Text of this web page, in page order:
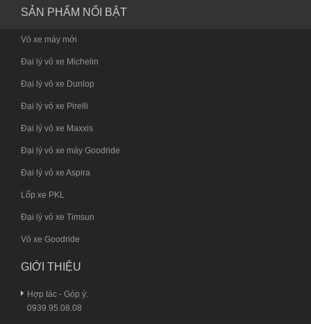
SẢN PHẨM NỔI BẬT
Vỏ xe máy mới
Đại lý vỏ xe Michelin
Đại lý vỏ xe Dunlop
Đại lý vỏ xe Pirelli
Đại lý vỏ xe Maxxis
Đại lý vỏ xe máy Goodride
Đại lý vỏ xe Aspira
Lốp xe PKL
Đại lý vỏ xe Timsun
Vỏ xe Goodride
GIỚI THIỆU
Hợp tác - Góp ý:
0939.95.08.08